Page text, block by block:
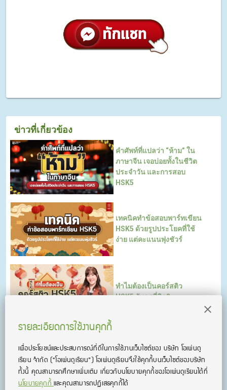
ข่าวที่เกี่ยวข้อง
คำศัพท์ที่แปลว่า “ห้าม” ใน
ภาษาจีน เจอบ่อยทั้งในชีวิต
ประจำวัน และการสอบ
HSK5
เทคนิคทำข้อสอบพาร์ทเขียน
HSK5 ด้วยรูปประโยคที่ใช้
ง่าย แต่คะแนนพุ่งชัวร์
ทำไมต้องเป็นคอร์สติว
HSK5 กับครูพี่นิว?
HSK5 สำคัญแค่ไหน? ทำไม
ต้องสอบ?
รายละเอียดการใช้งานคุกกี้
เพื่อประโยชน์และประสบการณ์ที่ดีในการใช้งานเว็บไซต์ของ บริษัท โอเพ่นดู
เรียน จํากัด (“โอเพ่นดูเรียน”)โอเพ่นดูเรียนจึงใช้คุกกี้บนเว็บไซต์ของบริษัท
ทั้งนี้ คุณสามารถศึกษาเพิ่มเติม เกี่ยวกับนโยบายคุกกี้ของโอเพ่นดูเรียนได้ที่
นโยบายคุกกี้และคุณสามารถปฏิเสธคุกกี้ได้